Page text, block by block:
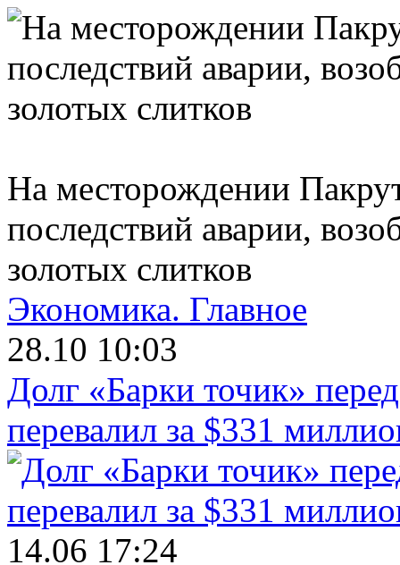
На месторождении
последствий аварии,
золотых слитков
Экономика. Главное
28.10 10:03
Долг «Барки точик»
перевалил за $331
14.06 17:24